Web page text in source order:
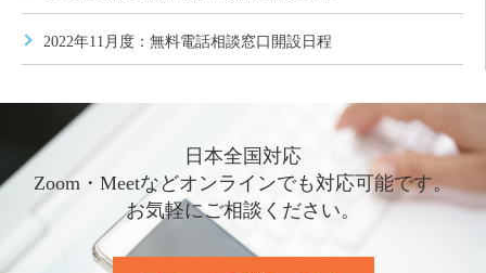
2022年11月度：無料電話相談窓口開設日程
日本全国対応
Zoom・Meetなどオンラインでも対応可能です。
お気軽にご相談ください。